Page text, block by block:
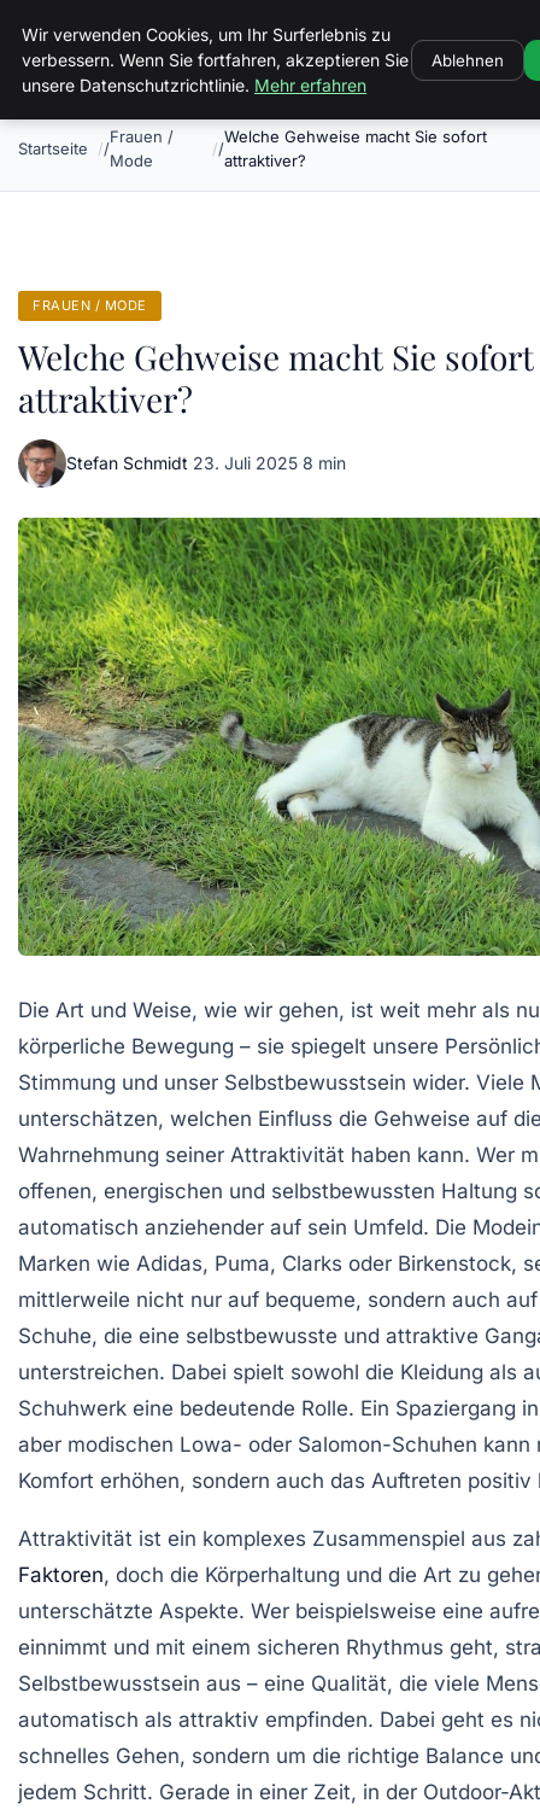
Luther In Bs
Startseite
Frauen /
Mode
Welche Gehweise macht Sie sofort
attraktiver?
FRAUEN / MODE
Welche Gehweise macht Sie sofort
attraktiver?
Stefan Schmidt·23. Juli 2025·8 min
Die Art und Weise, wie wir gehen, ist weit mehr als
körperliche Bewegung – sie spiegelt unsere
Stimmung und unser Selbstbewusstsein wider. Viele
unterschätzen, welchen Einfluss die Gehweise auf
Wahrnehmung seiner Attraktivität haben kann. Wer
offenen, energischen und selbstbewussten Haltung
automatisch anziehender auf sein Umfeld. Die
Marken wie Adidas, Puma, Clarks oder Birkenstock,
mittlerweile nicht nur auf bequeme, sondern auch
Schuhe, die eine selbstbewusste und attraktive
unterstreichen. Dabei spielt sowohl die Kleidung als
Schuhwerk eine bedeutende Rolle. Ein Spaziergang
aber modischen Lowa- oder Salomon-Schuhen kann
Komfort erhöhen, sondern auch das Auftreten positiv
Attraktivität ist ein komplexes Zusammenspiel aus
Faktoren, doch die Körperhaltung und die Art zu
unterschätzte Aspekte. Wer beispielsweise eine
einnimmt und mit einem sicheren Rhythmus geht,
Selbstbewusstsein aus – eine Qualität, die viele
automatisch als attraktiv empfinden. Dabei geht es
schnelles Gehen, sondern um die richtige Balance
jedem Schritt. Gerade in einer Zeit, in der Outdoor-
Wir verwenden Cookies, um Ihr Surferlebnis zu
verbessern. Wenn Sie fortfahren, akzeptieren Sie
unsere Datenschutzrichtlinie. Mehr erfahren
Ablehnen